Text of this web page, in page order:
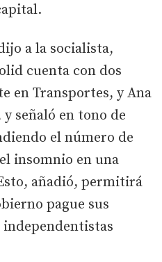
a la socialista,
cuenta con dos
en Transportes, y Ana
señaló en tono de
el número de
insomnio en una
añadió, permitirá
pague sus
independentistas